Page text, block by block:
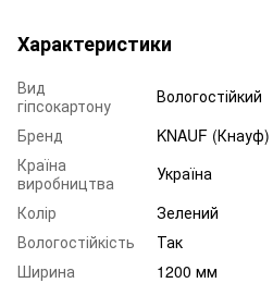
Характеристики
Вид
гіпсокартону
Вологостійкий
Бренд
KNAUF (Кнауф)
Країна
виробництва
Україна
Колір
Зелений
Вологостійкість
Так
Ширина
1200 мм